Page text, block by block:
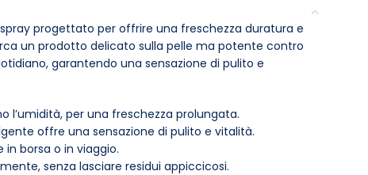
progettato per offrire una freschezza duratura e
un prodotto delicato sulla pelle ma potente contro
garantendo una sensazione di pulito e
l’umidità, per una freschezza prolungata.
offre una sensazione di pulito e vitalità.
in borsa o in viaggio.
senza lasciare residui appiccicosi.